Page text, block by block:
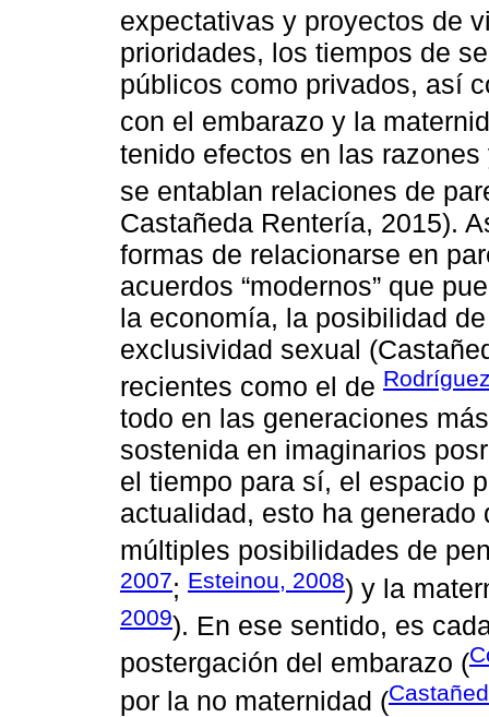
expectativas y proyectos de
prioridades, los tiempos de
públicos como privados, así
con el embarazo y la
tenido efectos en las
se entablan relaciones de
Castañeda Rentería, 2015).
formas de relacionarse en
acuerdos “modernos” que
la economía, la posibilidad
exclusividad sexual
recientes como el de
todo en las generaciones
sostenida en imaginarios
el tiempo para sí, el espacio
actualidad, esto ha
múltiples posibilidades de
2007; Esteinou, 2008) y la
2009). En ese sentido, es
postergación del embarazo (
por la no maternidad (